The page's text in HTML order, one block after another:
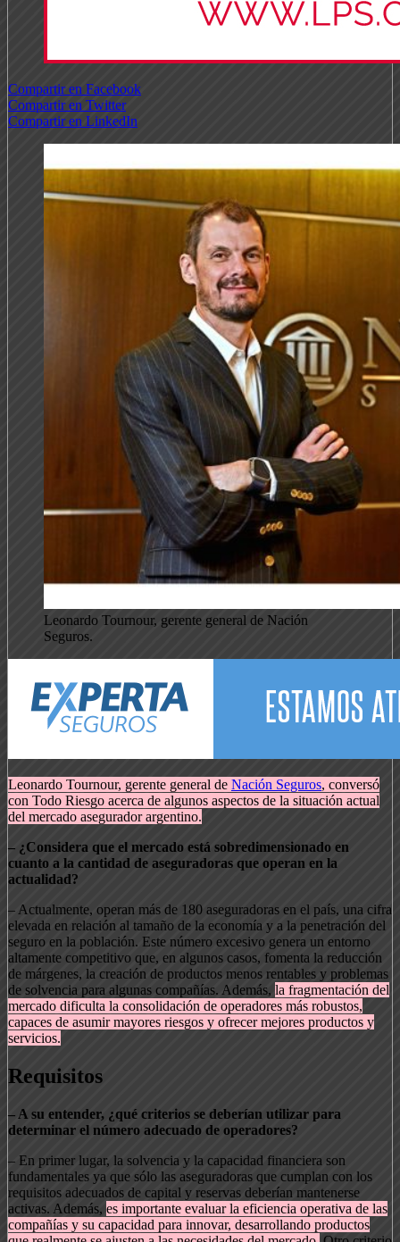
Compartir en Facebook
Compartir en Twitter
Compartir en LinkedIn
Leonardo Tournour, gerente general de Nación
Seguros.
Leonardo Tournour, gerente general de Nación Seguros, conversó
con Todo Riesgo acerca de algunos aspectos de la situación actual
del mercado asegurador argentino.
– ¿Considera que el mercado está sobredimensionado en
cuanto a la cantidad de aseguradoras que operan en la
actualidad?
– Actualmente, operan más de 180 aseguradoras en el país, una cifra
elevada en relación al tamaño de la economía y a la penetración del
seguro en la población. Este número excesivo genera un entorno
altamente competitivo que, en algunos casos, fomenta la reducción
de márgenes, la creación de productos menos rentables y problemas
de solvencia para algunas compañías. Además, la fragmentación del
mercado dificulta la consolidación de operadores más robustos,
capaces de asumir mayores riesgos y ofrecer mejores productos y
servicios.
Requisitos
– A su entender, ¿qué criterios se deberían utilizar para
determinar el número adecuado de operadores?
– En primer lugar, la solvencia y la capacidad financiera son
fundamentales ya que sólo las aseguradoras que cumplan con los
requisitos adecuados de capital y reservas deberían mantenerse
activas. Además, es importante evaluar la eficiencia operativa de las
compañías y su capacidad para innovar, desarrollando productos